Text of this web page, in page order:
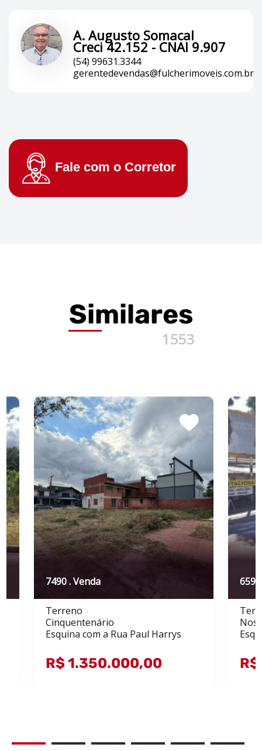
A. Augusto Somacal
Creci 42.152 - CNAI 9.907
(54) 99631.3344
gerentedevendas@fulcherimoveis.com.br
Fale com o Corretor
Similares
1553
7490 . Venda
Terreno
Cinquentenário
Esquina com a Rua Paul Harrys
R$ 1.350.000,00